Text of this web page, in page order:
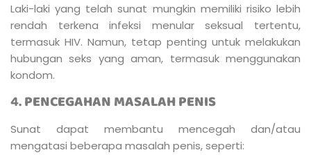
Laki-laki yang telah sunat mungkin memiliki risiko lebih
rendah terkena infeksi menular seksual tertentu,
termasuk HIV. Namun, tetap penting untuk melakukan
hubungan seks yang aman, termasuk menggunakan
kondom.
4.PENCEGAHAN MASALAH PENIS
Sunat dapat membantu mencegah dan/atau
mengatasi beberapa masalah penis, seperti: